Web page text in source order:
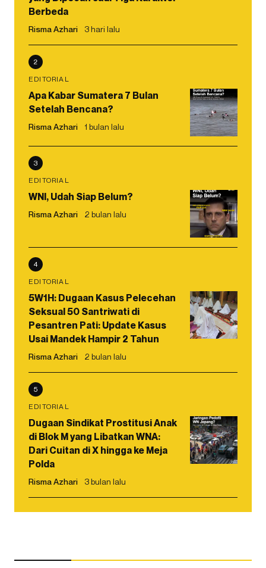
Berbeda
Risma Azhari 3 hari lalu
2
EDITORIAL
Apa Kabar Sumatera 7 Bulan
Setelah Bencana?
Risma Azhari 1 bulan lalu
3
EDITORIAL
WNI, Udah Siap Belum?
Risma Azhari 2 bulan lalu
4
EDITORIAL
5W1H: Dugaan Kasus Pelecehan
Seksual 50 Santriwati di
Pesantren Pati: Update Kasus
Usai Mandek Hampir 2 Tahun
Risma Azhari 2 bulan lalu
5
EDITORIAL
Dugaan Sindikat Prostitusi Anak
di Blok M yang Libatkan WNA:
Dari Cuitan di X hingga ke Meja
Polda
Risma Azhari 3 bulan lalu